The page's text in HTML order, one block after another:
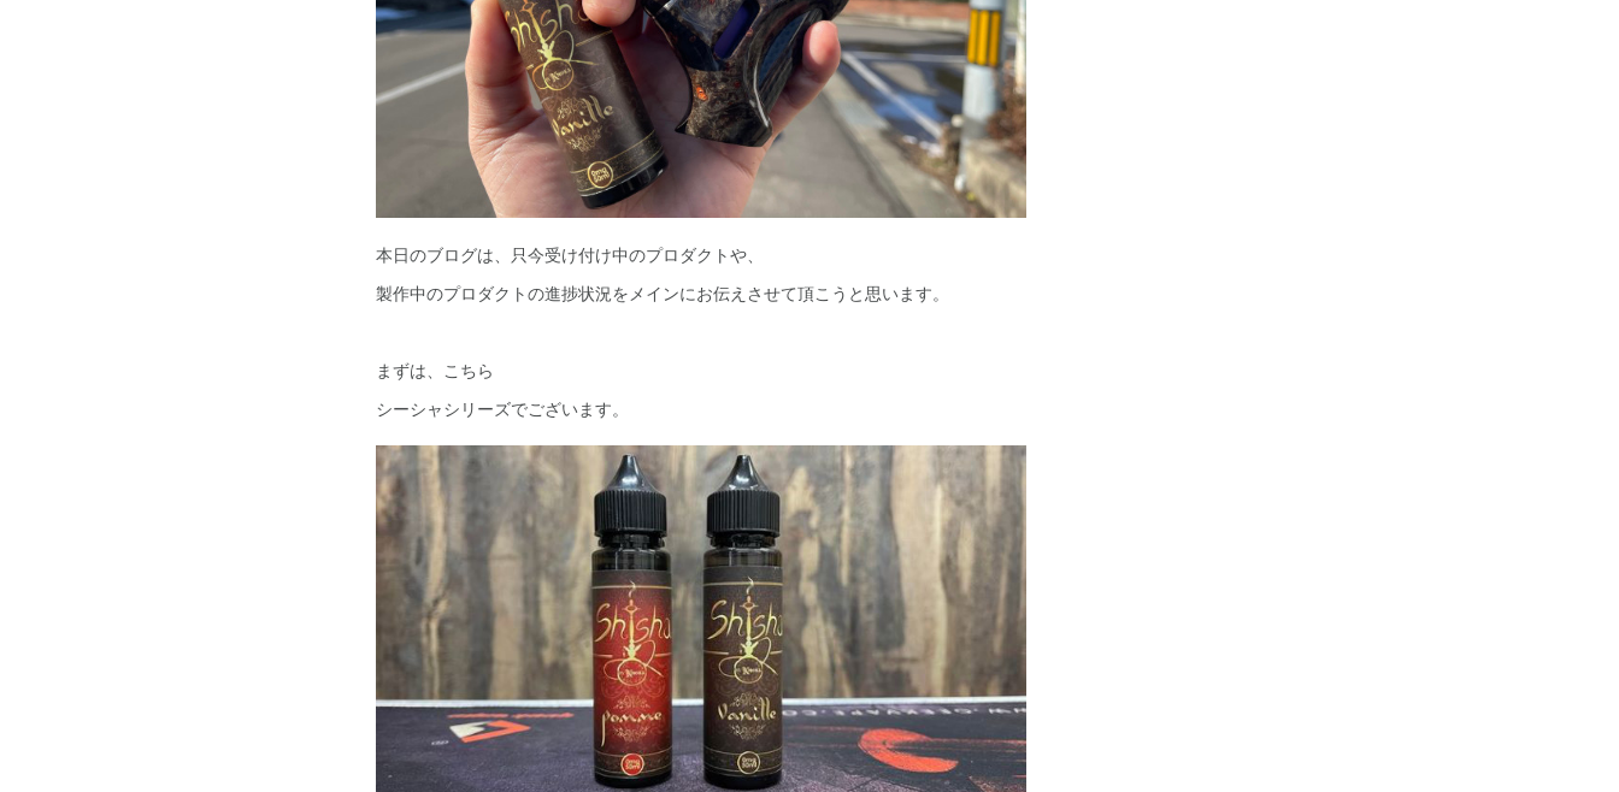
本日のブログは、只今受け付け中のプロダクトや、
製作中のプロダクトの進捗状況をメインにお伝えさせて頂こうと思います。
まずは、こちら
シーシャシリーズでございます。